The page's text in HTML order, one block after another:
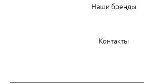
Наши бренды
Контакты